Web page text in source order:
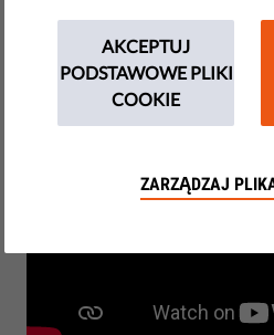
by LibertiesEU
lipca 03, 2017
AKCEPTUJ
PODSTAWOWE PLIKI
COOKIE
ZARZĄDZAJ